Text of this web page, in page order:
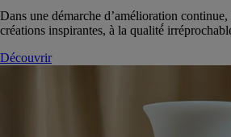
Dans une démarche d’amélioration
créations inspirantes, à la qualité́
Découvrir